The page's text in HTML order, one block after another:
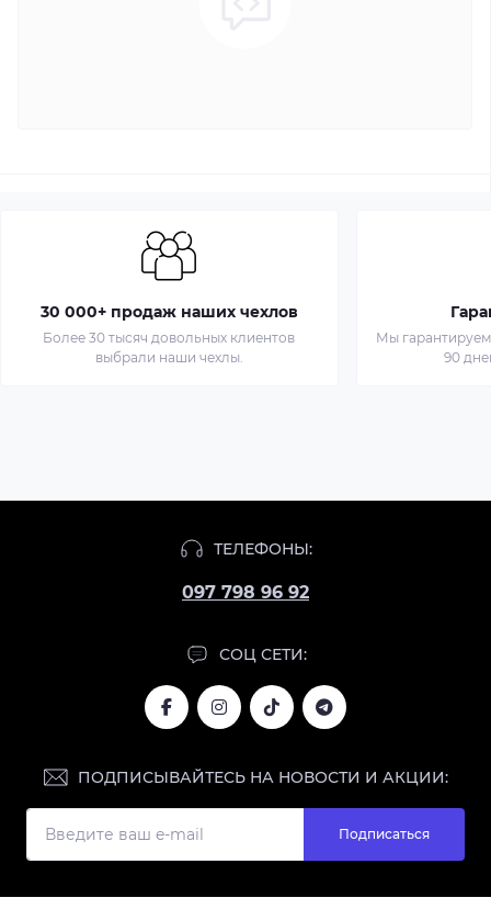
30 000+ продаж наших чехлов
Более 30 тысяч довольных клиентов
выбрали наши чехлы.
Мы гарантируем
90
ТЕЛЕФОНЫ:
097 798 96 92
СОЦ СЕТИ:
ПОДПИСЫВАЙТЕСЬ НА НОВОСТИ И АКЦИИ:
Подписаться